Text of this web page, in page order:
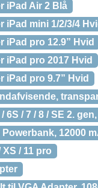
iPad Air 2 Blå
iPad mini 1/2/3/4
iPad pro 12.9” Hvid
iPad pro 2017 Hvid
iPad pro 9.7” Hvid
/ 7 / 8 / SE 2.
12000
/ 11 pro